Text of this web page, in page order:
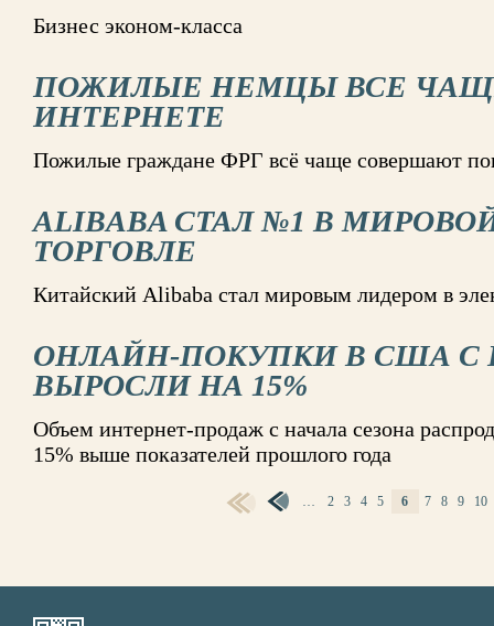
Бизнес эконом-класса
ПОЖИЛЫЕ НЕМЦЫ ВСЕ
ИНТЕРНЕТЕ
Пожилые граждане ФРГ всё чаще совершают
ALIBABA СТАЛ №1 В
ТОРГОВЛЕ
Китайский Alibaba стал мировым лидером в
ОНЛАЙН-ПОКУПКИ В США С
ВЫРОСЛИ НА 15%
Объем интернет-продаж с начала сезона
15% выше показателей прошлого года
… 2 3 4 5 6 7 8 9 10